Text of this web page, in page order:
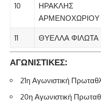
10
ΗΡΑΚΛΗΣ
ΑΡΜΕΝΟΧΩΡΙΟΥ
11 ΘΥΕΛΛΑ ΦΙΛΩΤΑ
ΑΓΩΝΙΣΤΙΚΕΣ:
21η Αγωνιστική
20η Αγωνιστική